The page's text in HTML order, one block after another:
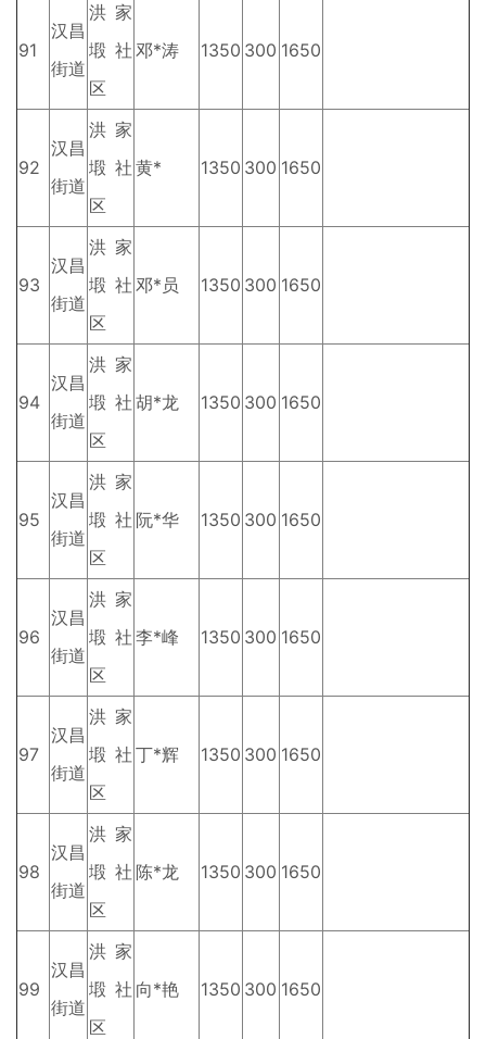
91
汉昌
街道
洪家
塅社
区
邓*涛 1350 300 1650
92
汉昌
街道
洪家
塅社
区
黄* 1350 300 1650
93
汉昌
街道
洪家
塅社
区
邓*员 1350 300 1650
94
汉昌
街道
洪家
塅社
区
胡*龙 1350 300 1650
95
汉昌
街道
洪家
塅社
区
阮*华 1350 300 1650
96
汉昌
街道
洪家
塅社
区
李*峰 1350 300 1650
97
汉昌
街道
洪家
塅社
区
丁*辉 1350 300 1650
98
汉昌
街道
洪家
塅社
区
陈*龙 1350 300 1650
99
汉昌
街道
洪家
塅社
区
向*艳 1350 300 1650